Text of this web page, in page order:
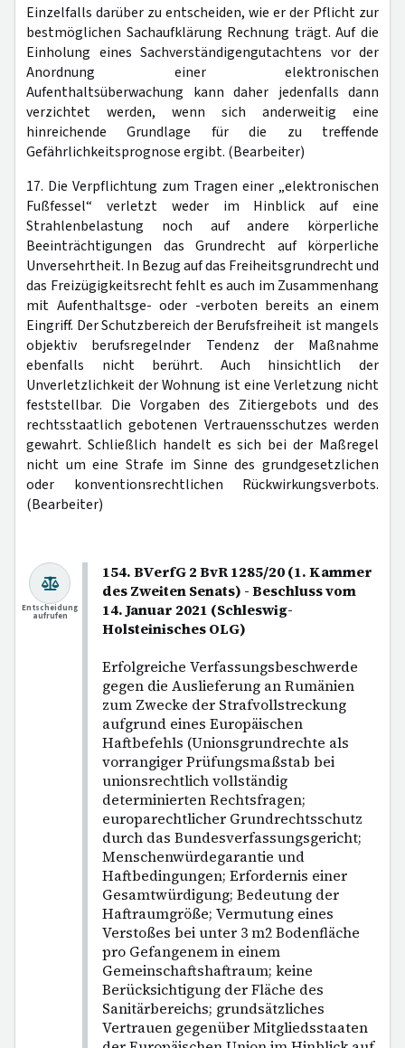
Einzelfalls darüber zu entscheiden, wie er der Pflicht zur
bestmöglichen Sachaufklärung Rechnung trägt. Auf die
Einholung eines Sachverständigengutachtens vor der
Anordnung einer elektronischen
Aufenthaltsüberwachung kann daher jedenfalls dann
verzichtet werden, wenn sich anderweitig eine
hinreichende Grundlage für die zu treffende
Gefährlichkeitsprognose ergibt. (Bearbeiter)
17. Die Verpflichtung zum Tragen einer „elektronischen
Fußfessel“ verletzt weder im Hinblick auf eine
Strahlenbelastung noch auf andere körperliche
Beeinträchtigungen das Grundrecht auf körperliche
Unversehrtheit. In Bezug auf das Freiheitsgrundrecht und
das Freizügigkeitsrecht fehlt es auch im Zusammenhang
mit Aufenthaltsge- oder -verboten bereits an einem
Eingriff. Der Schutzbereich der Berufsfreiheit ist mangels
objektiv berufsregelnder Tendenz der Maßnahme
ebenfalls nicht berührt. Auch hinsichtlich der
Unverletzlichkeit der Wohnung ist eine Verletzung nicht
feststellbar. Die Vorgaben des Zitiergebots und des
rechtsstaatlich gebotenen Vertrauensschutzes werden
gewahrt. Schließlich handelt es sich bei der Maßregel
nicht um eine Strafe im Sinne des grundgesetzlichen
oder konventionsrechtlichen Rückwirkungsverbots.
(Bearbeiter)
154. BVerfG 2 BvR 1285/20 (1. Kammer
des Zweiten Senats) - Beschluss vom
14. Januar 2021 (Schleswig-
Holsteinisches OLG)
Erfolgreiche Verfassungsbeschwerde
gegen die Auslieferung an Rumänien
zum Zwecke der Strafvollstreckung
aufgrund eines Europäischen
Haftbefehls (Unionsgrundrechte als
vorrangiger Prüfungsmaßstab bei
unionsrechtlich vollständig
determinierten Rechtsfragen;
europarechtlicher Grundrechtsschutz
durch das Bundesverfassungsgericht;
Menschenwürdegarantie und
Haftbedingungen; Erfordernis einer
Gesamtwürdigung; Bedeutung der
Haftraumgröße; Vermutung eines
Verstoßes bei unter 3 m2 Bodenfläche
pro Gefangenem in einem
Gemeinschaftshaftraum; keine
Berücksichtigung der Fläche des
Sanitärbereichs; grundsätzliches
Vertrauen gegenüber Mitgliedsstaaten
Entscheidung
aufrufen